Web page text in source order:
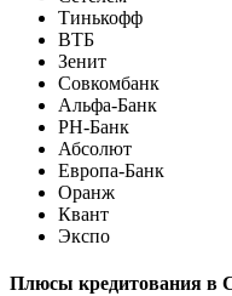
Тинькофф
ВТБ
Зенит
Совкомбанк
Альфа-Банк
РН-Банк
Абсолют
Европа-Банк
Оранж
Квант
Экспо
Плюсы кредитования в